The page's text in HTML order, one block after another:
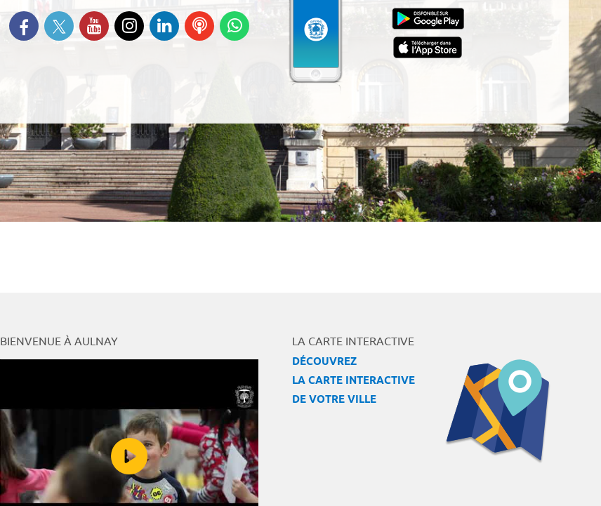
Retrouvez-nous sur Facebook
Suivez-nous sur Twitter
Suivez-nous sur YouTube
Suivez-nous sur
Instagram
Retrouvez-nous
sur Linkedin
Ecoutez
nos
BIENVENUE À AULNAY
LA CARTE INTERACTIVE
DÉCOUVREZ
LA CARTE INTERACTIVE
DE VOTRE VILLE